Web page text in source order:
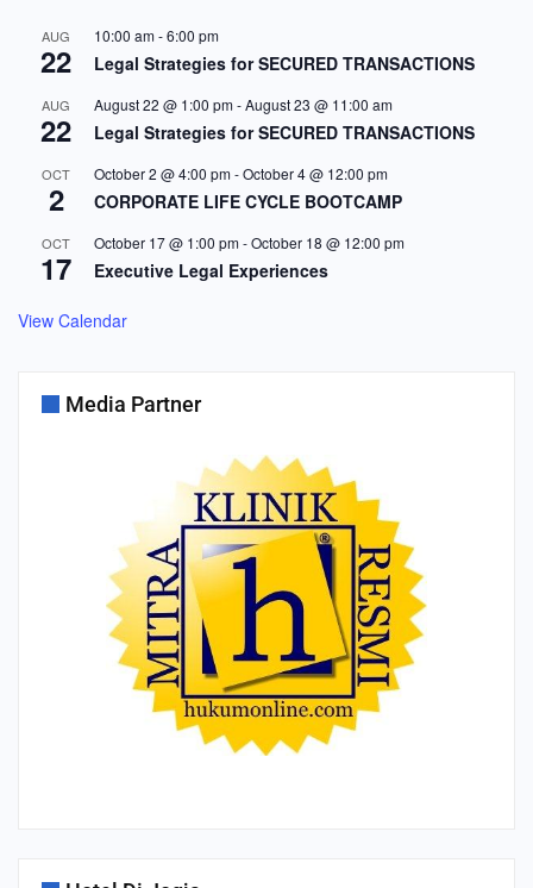
AUG
22
10:00 am-6:00 pm
Legal Strategies for SECURED TRANSACTIONS
AUG
22
August 22 @ 1:00 pm-August 23 @ 11:00 am
Legal Strategies for SECURED TRANSACTIONS
OCT
2
October 2 @ 4:00 pm-October 4 @ 12:00 pm
CORPORATE LIFE CYCLE BOOTCAMP
OCT
17
October 17 @ 1:00 pm-October 18 @ 12:00 pm
Executive Legal Experiences
View Calendar
Media Partner